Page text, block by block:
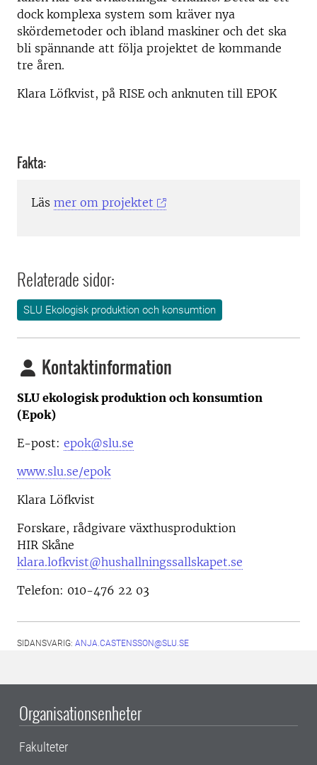
dock komplexa system som kräver nya
skördemetoder och ibland maskiner och det ska
bli spännande att följa projektet de kommande
tre åren.
Klara Löfkvist, på RISE och anknuten till EPOK
Fakta:
Läs mer om projektet
Relaterade sidor:
SLU Ekologisk produktion och konsumtion
Kontaktinformation
SLU ekologisk produktion och konsumtion
(Epok)
E-post: epok@slu.se
www.slu.se/epok
Klara Löfkvist
Forskare, rådgivare växthusproduktion
HIR Skåne
klara.lofkvist@hushallningssallskapet.se
Telefon: 010-476 22 03
SIDANSVARIG: ANJA.CASTENSSON@SLU.SE
Organisationsenheter
Fakulteter